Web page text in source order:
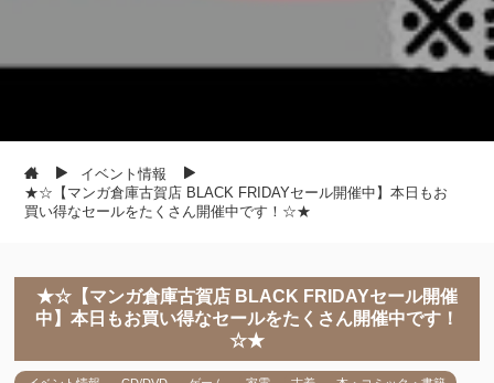
イベント情報
★☆【マンガ倉庫古賀店 BLACK FRIDAYセール開催中】本日もお
買い得なセールをたくさん開催中です！☆★
★☆【マンガ倉庫古賀店 BLACK FRIDAYセール開催
中】本日もお買い得なセールをたくさん開催中です！
☆★